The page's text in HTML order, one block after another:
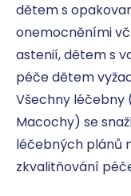
dětem s
onemocněními
astenií, dětem s
péče dětem
Všechny léčebny
Macochy) se
léčebných plánů
zkvalitňování